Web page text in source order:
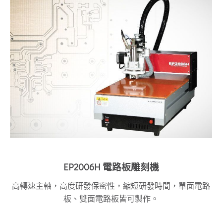
EP2006H 電路板雕刻機
高轉速主軸，高度研發保密性，縮短研發時間，單面電路
板、雙面電路板皆可製作。